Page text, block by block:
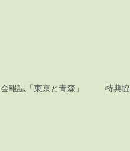
会報誌「東京と青森」 特典